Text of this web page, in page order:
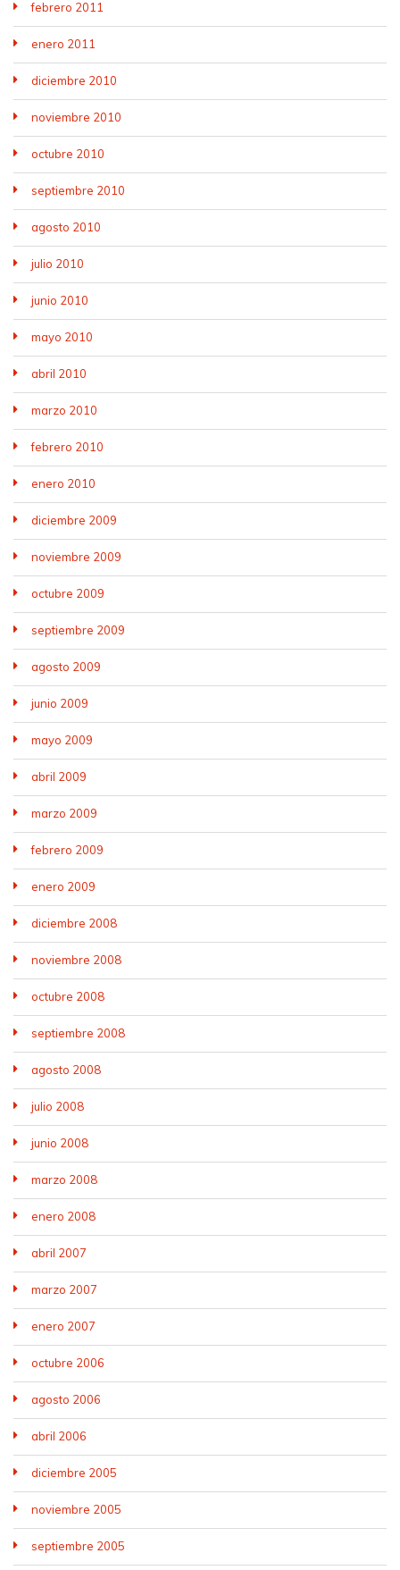
febrero 2011
enero 2011
diciembre 2010
noviembre 2010
octubre 2010
septiembre 2010
agosto 2010
julio 2010
junio 2010
mayo 2010
abril 2010
marzo 2010
febrero 2010
enero 2010
diciembre 2009
noviembre 2009
octubre 2009
septiembre 2009
agosto 2009
junio 2009
mayo 2009
abril 2009
marzo 2009
febrero 2009
enero 2009
diciembre 2008
noviembre 2008
octubre 2008
septiembre 2008
agosto 2008
julio 2008
junio 2008
marzo 2008
enero 2008
abril 2007
marzo 2007
enero 2007
octubre 2006
agosto 2006
abril 2006
diciembre 2005
noviembre 2005
septiembre 2005